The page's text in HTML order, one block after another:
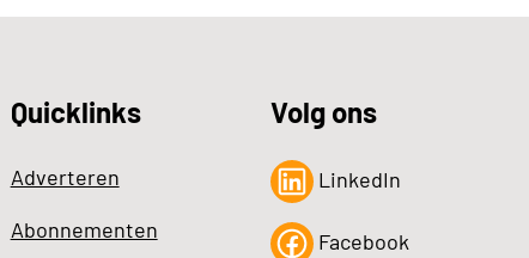
Quicklinks
Adverteren
Abonnementen
Volg ons
LinkedIn
Facebook